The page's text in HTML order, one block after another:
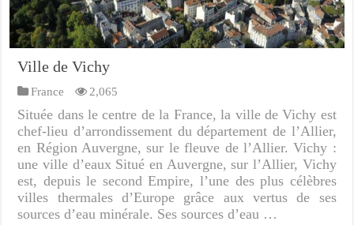
Ville de Vichy
France 2,065
Située dans le centre de la France, la ville de Vichy est
chef-lieu d’arrondissement du département de l’Allier,
en Région Auvergne, sur le fleuve de l’Allier. Vichy :
une ville d’eaux Situé en Auvergne, sur l’Allier, Vichy
est, depuis le second Empire, l’une des plus célèbres
villes thermales d’Europe grâce aux vertus de ses
sources d’eau minérale. Ses sources d’eau …